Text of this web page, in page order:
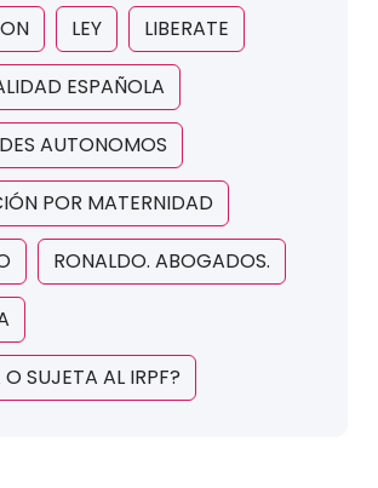
LEY LIBERATE
ESPAÑOLA
AUTONOMOS
POR MATERNIDAD
RONALDO. ABOGADOS.
SUJETA AL IRPF?